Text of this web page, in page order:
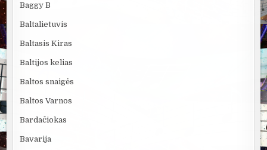
Baggy B
Baltalietuvis
Baltasis Kiras
Baltijos kelias
Baltos snaigės
Baltos Varnos
Bardačiokas
Bavarija